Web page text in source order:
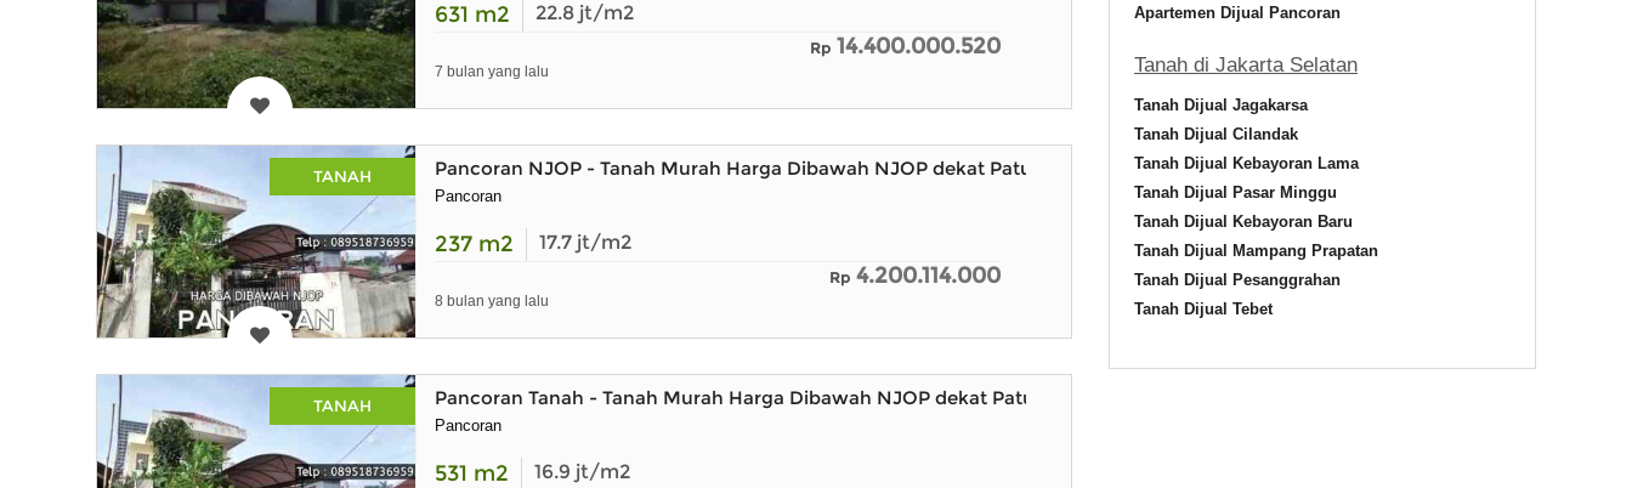
631 m2 22.8 jt/m2
Rp 14.400.000.520
7 bulan yang lalu
TANAH Pancoran NJOP - Tanah Murah Harga Dibawah NJOP dekat Patung Pancoran
Pancoran
237 m2 17.7 jt/m2
Rp 4.200.114.000
8 bulan yang lalu
TANAH Pancoran Tanah - Tanah Murah Harga Dibawah NJOP dekat Patung Pancoran
Pancoran
531 m2 16.9 jt/m2
Apartemen Dijual Pancoran
Tanah di Jakarta Selatan
Tanah Dijual Jagakarsa
Tanah Dijual Cilandak
Tanah Dijual Kebayoran Lama
Tanah Dijual Pasar Minggu
Tanah Dijual Kebayoran Baru
Tanah Dijual Mampang Prapatan
Tanah Dijual Pesanggrahan
Tanah Dijual Tebet